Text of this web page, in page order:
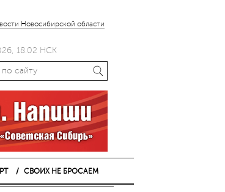
Новосибирской области
18.02 НСК
СВОИХ НЕ БРОСАЕМ